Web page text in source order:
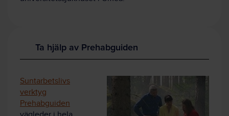
Ta hjälp av Prehabguiden
Suntarbetslivs
verktyg
Prehabguiden